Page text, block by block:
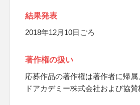
結果発表
2018年12月10日ごろ
著作権の扱い
応募作品の著作権は著作者に帰
ドアカデミー株式会社および協